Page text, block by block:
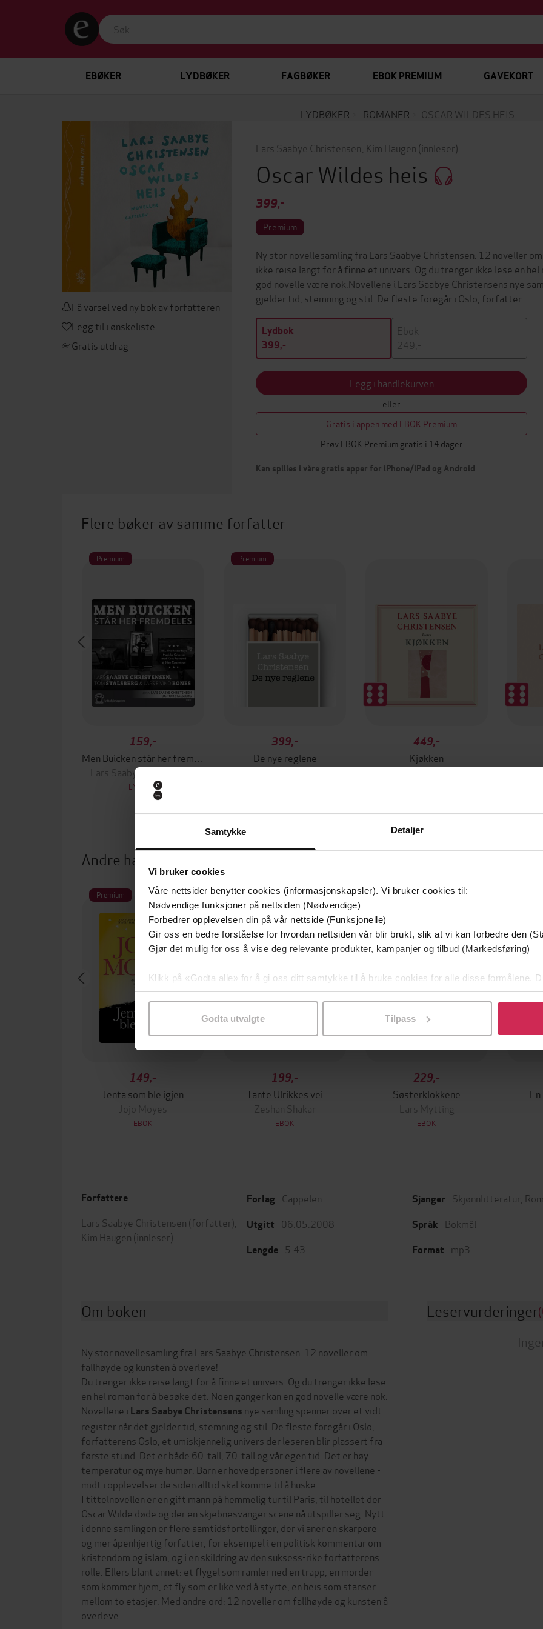
Samtykke Detaljer
Vi bruker cookies
Våre nettsider benytter cookies (informasjonskapsler). Vi bruker cookies til:
Nødvendige funksjoner på nettsiden (Nødvendige)
Forbedrer opplevelsen din på vår nettside (Funksjonelle)
Gir oss en bedre forståelse for hvordan nettsiden vår blir brukt, slik at vi kan forbedre den
Gjør det mulig for oss å vise deg relevante produkter, kampanjer og tilbud (Markedsføring)
Klikk på «Godta alle» for å gi oss ditt samtykke til å bruke cookies for alle disse formålene.
samtykke til spesifikke formål ved å klikke på «Tilpass». Du kan når som helst trekke
Godta utvalgte Tilpass
EBØKER LYDBØKER FAGBØKER EBOK PREMIUM GAVEKORT
LYDBØKER ROMANER OSCAR WILDES HEIS
Få varsel ved ny bok av forfatteren
Legg til i ønskeliste
Gratis utdrag
Lars Saabye Christensen Kim Haugen (innleser)
Oscar Wildes heis
399,-
Premium
Ny stor novellesamling fra Lars Saabye Christensen. 12 noveller
ikke reise langt for å finne et univers. Og du trenger ikke lese en
god novelle være nok.Novellene i Lars Saabye Christensens nye
gjelder tid, stemning og stil. De fleste foregår i Oslo, forfatter…
Lydbok
399,-
Ebok
249,-
Legg i handlekurven
eller
Gratis i appen med EBOK Premium
Prøv EBOK Premium gratis i 14 dager
Kan spilles i våre gratis apper for iPhone/iPad og Android
Flere bøker av samme forfatter
Premium
159,-
Lars Saabye Christensen
LYDBOK
Premium
399,-
De nye reglene
Lars Saabye Christensen
449,-
Kjøkken
Lars Saabye Christensen
Lars
Andre har også kjøpt
Premium
149,-
Jenta som ble igjen
Jojo Moyes
EBOK
199,-
Tante Ulrikkes vei
Zeshan Shakar
EBOK
229,-
Søsterklokkene
Lars Mytting
EBOK
Forfattere
Lars Saabye Christensen (forfatter),
Kim Haugen (innleser)
Forlag Cappelen
Utgitt 06.05.2008
Lengde 5:43
Sjanger Skjønnlitteratur
Språk Bokmål
Format mp3
Om boken
Ny stor novellesamling fra Lars Saabye Christensen. 12 noveller om
fallhøyde og kunsten å overleve!
Du trenger ikke reise langt for å finne et univers. Og du trenger ikke lese
en hel roman for å besøke det. Noen ganger kan en god novelle være nok.
Novellene i Lars Saabye Christensens nye samling spenner over et vidt
register når det gjelder tid, stemning og stil. De fleste foregår i Oslo,
forfatterens Oslo, et umiskjennelig univers der leseren blir plassert fra
første stund. Det er både 60-tall, 70-tall og vår egen tid. Det er høy
temperatur og mye humør. Barn er hovedpersoner i flere av novellene -
midt i opplevelser de siden alltid skal komme til å huske.
I tittelnovellen er en gift mann på hemmelig tur til Paris, til hotellet der
Oscar Wilde døde og der en skjebnesvanger scene nå utspiller seg. Nytt
i denne samlingen er flere samtidsfortellinger, der vi aner en skarpere
og mer åpenhjertig forfatter, for eksempel i en politisk kommentar om
kristendom og islam, og i en skildring av den suksess-rike forfatterens
rolle. Ellers blant annet: et flygel som ramler ned en trapp, en morder
som kommer hjem, et fly som er like ved å styrte, en heis som stanser
mellom to etasjer. Med andre ord: 12 noveller om fallhøyde og kunsten å
overleve.
Leservurderinger